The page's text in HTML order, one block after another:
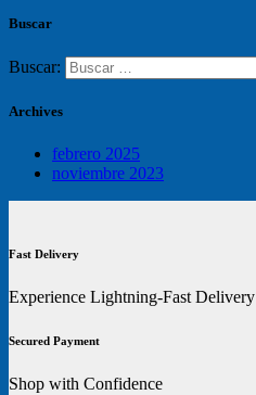
Buscar
Buscar:
Archives
febrero 2025
noviembre 2023
Fast Delivery
Experience Lightning-Fast Delivery
Secured Payment
Shop with Confidence